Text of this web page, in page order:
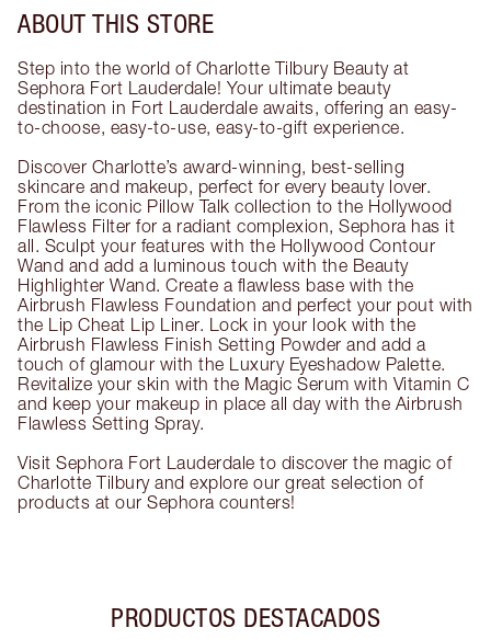
ABOUT THIS STORE
Step into the world of Charlotte Tilbury Beauty at
Sephora Fort Lauderdale! Your ultimate beauty
destination in Fort Lauderdale awaits, offering an easy-
to-choose, easy-to-use, easy-to-gift experience.
Discover Charlotte’s award-winning, best-selling
skincare and makeup, perfect for every beauty lover.
From the iconic Pillow Talk collection to the Hollywood
Flawless Filter for a radiant complexion, Sephora has it
all. Sculpt your features with the Hollywood Contour
Wand and add a luminous touch with the Beauty
Highlighter Wand. Create a flawless base with the
Airbrush Flawless Foundation and perfect your pout with
the Lip Cheat Lip Liner. Lock in your look with the
Airbrush Flawless Finish Setting Powder and add a
touch of glamour with the Luxury Eyeshadow Palette.
Revitalize your skin with the Magic Serum with Vitamin C
and keep your makeup in place all day with the Airbrush
Flawless Setting Spray.
Visit Sephora Fort Lauderdale to discover the magic of
Charlotte Tilbury and explore our great selection of
products at our Sephora counters!
PRODUCTOS DESTACADOS